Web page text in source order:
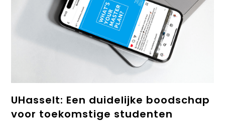
UHasselt: Een duidelijke boodschap
voor toekomstige studenten